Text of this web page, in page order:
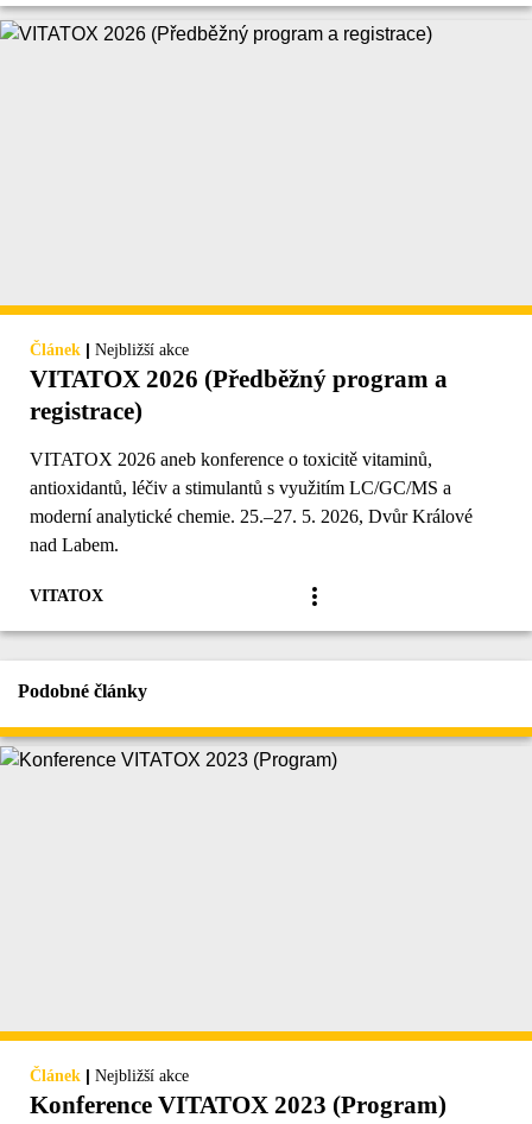
Článek | Nejbližší akce
VITATOX 2026 (Předběžný program a
registrace)
VITATOX 2026 aneb konference o toxicitě vitaminů,
antioxidantů, léčiv a stimulantů s využitím LC/GC/MS a
moderní analytické chemie. 25.–27. 5. 2026, Dvůr Králové
nad Labem.
VITATOX
Podobné články
Článek | Nejbližší akce
Konference VITATOX 2023 (Program)